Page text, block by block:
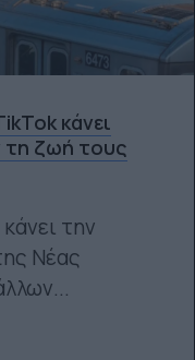
κάνει
τη ζωή τους
την
Νέας